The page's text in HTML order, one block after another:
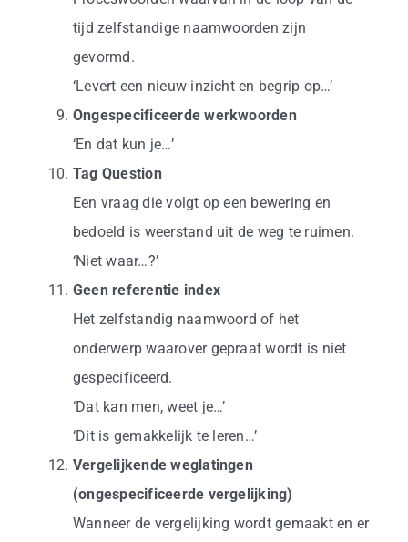
tijd zelfstandige naamwoorden zijn
gevormd.
‘Levert een nieuw inzicht en begrip op…’
Ongespecificeerde werkwoorden
‘En dat kun je…’
Tag Question
Een vraag die volgt op een bewering en
bedoeld is weerstand uit de weg te ruimen.
‘Niet waar…?’
Geen referentie index
Het zelfstandig naamwoord of het
onderwerp waarover gepraat wordt is niet
gespecificeerd.
‘Dat kan men, weet je…’
‘Dit is gemakkelijk te leren…’
Vergelijkende weglatingen
(ongespecificeerde vergelijking)
Wanneer de vergelijking wordt gemaakt en er